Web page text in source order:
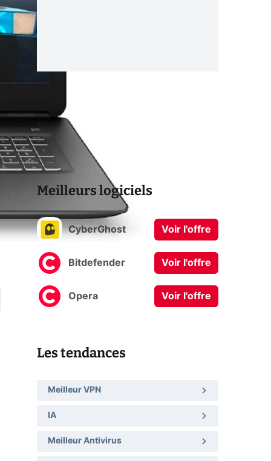
Meilleurs logiciels
CyberGhost Voir l'offre
Bitdefender Voir l'offre
Opera Voir l'offre
Les tendances
Meilleur VPN
IA
Meilleur Antivirus